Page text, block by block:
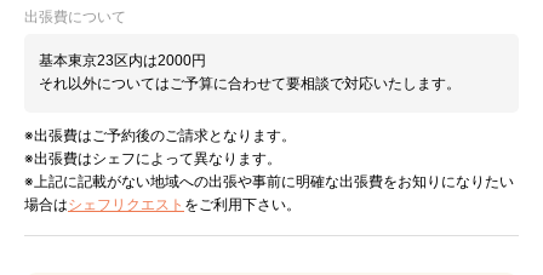
出張費について
基本東京23区内は2000円
それ以外についてはご予算に合わせて要相談で対応いたします。
※出張費はご予約後のご請求となります。
※出張費はシェフによって異なります。
※上記に記載がない地域への出張や事前に明確な出張費をお知りになりたい
場合はシェフリクエスト をご利用下さい。